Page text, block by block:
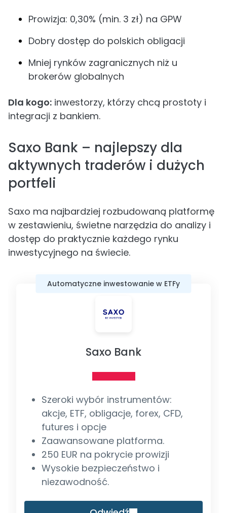
Prowizja: 0,30% (min. 3 zł) na GPW
Dobry dostęp do polskich obligacji
Mniej rynków zagranicznych niż u
brokerów globalnych
Dla kogo: inwestorzy, którzy chcą prostoty i
integracji z bankiem.
Saxo Bank – najlepszy dla
aktywnych traderów i dużych
portfeli
Saxo ma najbardziej rozbudowaną platformę
w zestawieniu, świetne narzędzia do analizy i
dostęp do praktycznie każdego rynku
inwestycyjnego na świecie.
Automatyczne inwestowanie w ETFy
Saxo Bank
Szeroki wybór instrumentów:
akcje, ETF, obligacje, forex, CFD,
futures i opcje
Zaawansowane platforma.
250 EUR na pokrycie prowizji
Wysokie bezpieczeństwo i
niezawodność.